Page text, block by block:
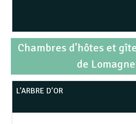
Chambres d’hôtes et
de Lomagne
L’ARBRE D’OR